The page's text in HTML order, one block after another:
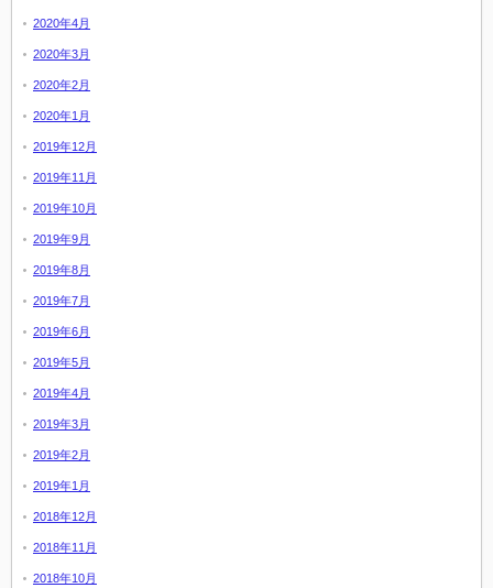
2020年4月
2020年3月
2020年2月
2020年1月
2019年12月
2019年11月
2019年10月
2019年9月
2019年8月
2019年7月
2019年6月
2019年5月
2019年4月
2019年3月
2019年2月
2019年1月
2018年12月
2018年11月
2018年10月